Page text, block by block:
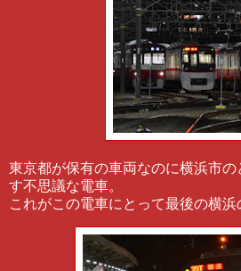
東京都が保有の車両なのに横浜市
す不思議な電車。
これがこの電車にとって最後の横浜